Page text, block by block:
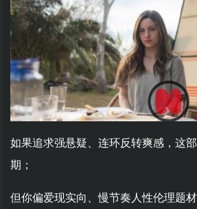
如果追求强悬疑、连环反转爽感，这
期；
但你偏爱现实向、慢节奏人性伦理题